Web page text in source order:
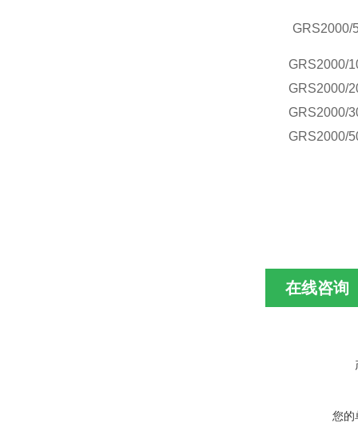
GRS2000/
GRS2000/
GRS2000/
GRS2000/
GRS2000/
在线咨询
您的